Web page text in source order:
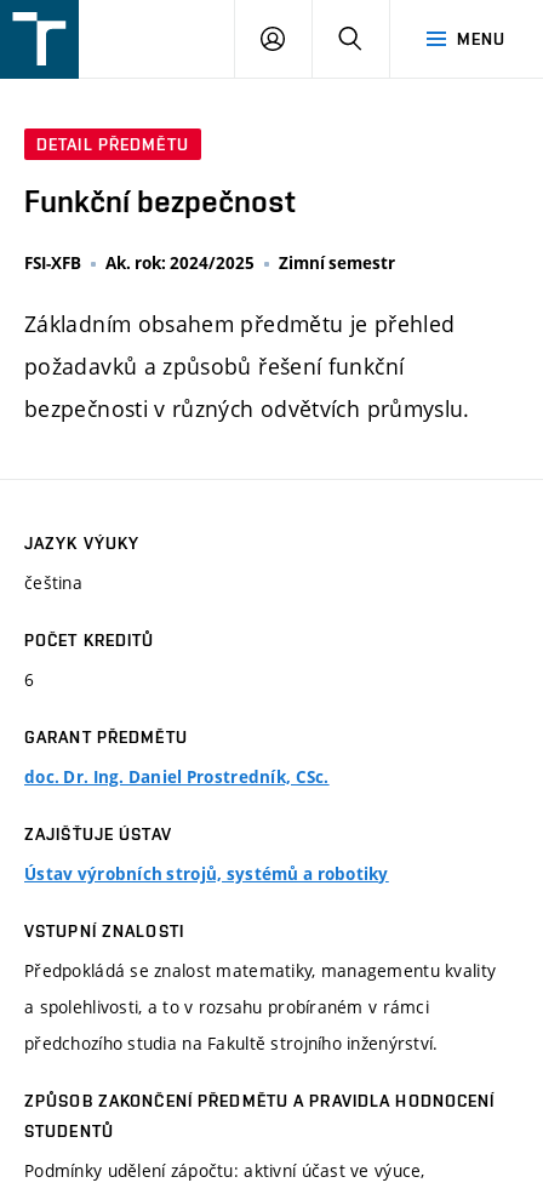
v
MENU
PŘIHLÁŠENÍ
DETAIL PŘEDMĚTU
Funkční bezpečnost
FSI-XFB Ak. rok: 2024/2025 Zimní semestr
Základním obsahem předmětu je přehled
požadavků a způsobů řešení funkční
bezpečnosti v různých odvětvích průmyslu.
JAZYK VÝUKY
čeština
POČET KREDITŮ
6
GARANT PŘEDMĚTU
doc. Dr. Ing. Daniel Prostredník, CSc.
ZAJIŠŤUJE ÚSTAV
Ústav výrobních strojů, systémů a robotiky
VSTUPNÍ ZNALOSTI
Předpokládá se znalost matematiky, managementu kvality
a spolehlivosti, a to v rozsahu probíraném v rámci
předchozího studia na Fakultě strojního inženýrství.
ZPŮSOB ZAKONČENÍ PŘEDMĚTU A PRAVIDLA HODNOCENÍ
STUDENTŮ
Podmínky udělení zápočtu: aktivní účast ve výuce,